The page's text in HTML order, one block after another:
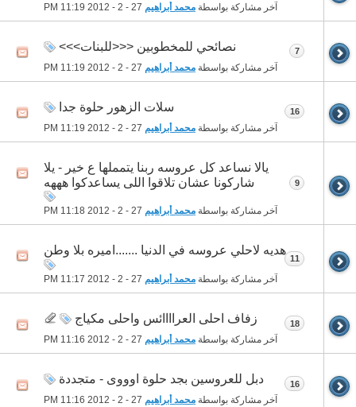
آخر مشاركة بواسطة محمد أبراهيم 11:19 PM
نصائحي للمخطوبين <<<للبنات>>>
آخر مشاركة بواسطة محمد أبراهيم 11:19 PM
7
سلات الزهور حلوة جدا
آخر مشاركة بواسطة محمد أبراهيم 11:19 PM
16
يالا نساعد كل عروسه ربنا يتمملها ع خير - يلا
شاركونا عشان تلاقوا اللى يساعدكوا هههه
آخر مشاركة بواسطة محمد أبراهيم 11:18 PM
9
هديه لاحلي عروسه في الدنيا .......اميره بلا وطن
آخر مشاركة بواسطة محمد أبراهيم 11:17 PM
11
زفاف احلى العراااائس واحلى مكياج
آخر مشاركة بواسطة محمد أبراهيم 11:16 PM
18
دبل للعروسين بجد حلوة اوووى - متجددة
آخر مشاركة بواسطة محمد أبراهيم 11:16 PM
16